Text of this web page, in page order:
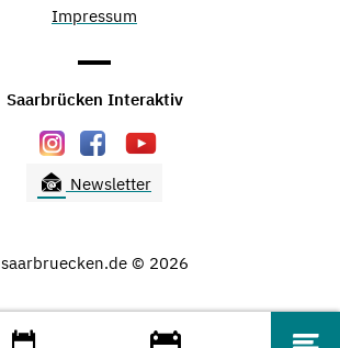
Impressum
Saarbrücken Interaktiv
Newsletter
saarbruecken.de © 2026